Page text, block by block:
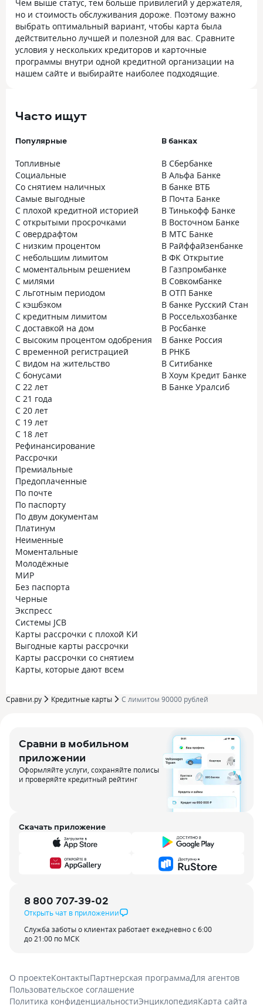
Чем выше статус, тем больше привилегий у держателя,
но и стоимость обслуживания дороже. Поэтому важно
выбрать оптимальный вариант, чтобы карта была
действительно лучшей и полезной для вас. Сравните
условия у нескольких кредиторов и карточные
программы внутри одной кредитной организации на
нашем сайте и выбирайте наиболее подходящие.
Часто ищут
Популярные
Топливные
Социальные
Со снятием наличных
Самые выгодные
С плохой кредитной историей
С открытыми просрочками
С овердрафтом
С низким процентом
С небольшим лимитом
С моментальным решением
С милями
С льготным периодом
С кэшбэком
С кредитным лимитом
С доставкой на дом
С высоким процентом одобрения
С временной регистрацией
С видом на жительство
С бонусами
С 22 лет
С 21 года
С 20 лет
С 19 лет
С 18 лет
Рефинансирование
Рассрочки
Премиальные
Предоплаченные
По почте
По паспорту
По двум документам
Платинум
Неименные
Моментальные
Молодёжные
МИР
Без паспорта
Черные
Экспресс
Системы JCB
Карты рассрочки с плохой КИ
Выгодные карты рассрочки
Карты рассрочки со снятием
Карты, которые дают всем
В банках
В Сбербанке
В Альфа Банке
В банке ВТБ
В Почта Банке
В Тинькофф Банке
В Восточном Банке
В МТС Банке
В Райффайзенбанке
В ФК Открытие
В Газпромбанке
В Совкомбанке
В ОТП Банке
В банке Русский
В Россельхозбанке
В Росбанке
В банке Россия
В РНКБ
В Ситибанке
В Хоум Кредит Банке
В Банке Уралсиб
Сравни.ру Кредитные карты С лимитом 90000 рублей
Сравни в мобильном
приложении
Оформляйте услуги, сохраняйте полисы
и проверяйте кредитный рейтинг
Скачать приложение
8 800 707-39-02
Открыть чат в приложении
Служба заботы о клиентах работает ежедневно с 6:00
до 21:00 по МСК
О проектеКонтактыПартнерская программаДля агентов
Пользовательское соглашение
Политика конфиденциальностиЭнциклопедияКарта сайта